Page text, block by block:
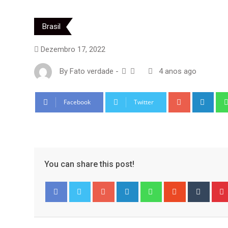
Brasil
Dezembro 17, 2022
By Fato verdade - 4 anos ago
Facebook Twitter Google+
You can share this post!
Google+ LinkedIn WhatsappStumbleUpon
Tumblr